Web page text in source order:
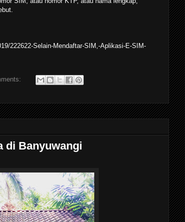
222622-Selain-Mendaftar-SIM,-Aplikasi-E-SIM-
di Banyuwangi